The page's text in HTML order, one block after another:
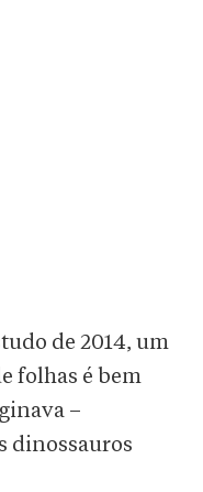
de 2014, um
folhas é bem
–
dinossauros